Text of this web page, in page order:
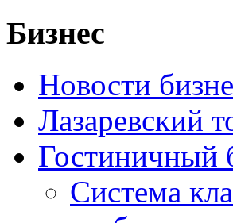
Бизнес
Новости
Лазаревский
Гостиничный
Система